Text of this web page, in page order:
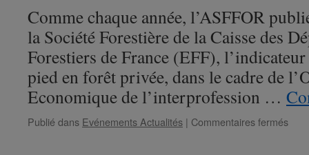
bois
sur
pied
forêt
vient
de
Comme chaque année, l’ASFFOR
la Société Forestière de la Caisse des
Forestiers de France (EFF),
pied en forêt privée, dans le cadre de
Economique de l’interprofession …
Publié dans Evénements Actualités | Commentaires fermés